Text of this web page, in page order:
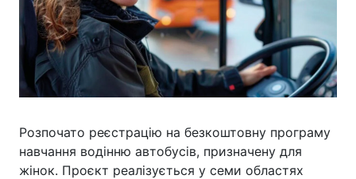
Розпочато реєстрацію на безкоштовну програму
навчання водінню автобусів, призначену для
жінок. Проєкт реалізується у семи областях